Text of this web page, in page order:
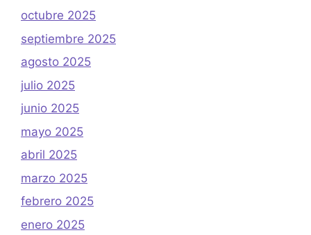
octubre 2025
septiembre 2025
agosto 2025
julio 2025
junio 2025
mayo 2025
abril 2025
marzo 2025
febrero 2025
enero 2025